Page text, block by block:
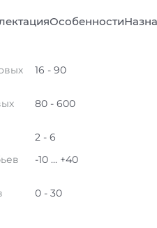
Особенности
16 - 90
80 - 600
2 - 6
-10 ... +40
0 - 30